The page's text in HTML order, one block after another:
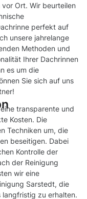
Ort. Wir beurteilen
perfekt auf
unsere jahrelange
Methoden und
Ihrer Dachrinnen
es um die
Sie sich auf uns
transparente und
Kosten. Die
Techniken um, die
beseitigen. Dabei
Kontrolle der
der Reinigung
wir eine
Sarstedt, die
zu erhalten.